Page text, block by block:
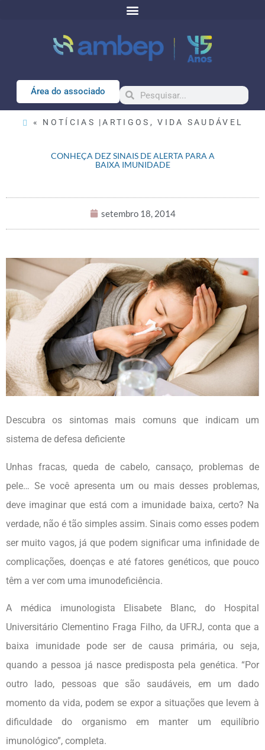
Área do associado
« NOTÍCIAS |ARTIGOS ,VIDA SAUDÁVEL
CONHEÇA DEZ SINAIS DE ALERTA PARA A
BAIXA IMUNIDADE
setembro 18, 2014
Descubra os sintomas mais comuns que indicam um
sistema de defesa deficiente
Unhas fracas, queda de cabelo, cansaço, problemas de
pele… Se você apresenta um ou mais desses problemas,
deve imaginar que está com a imunidade baixa, certo? Na
verdade, não é tão simples assim. Sinais como esses podem
ser muito vagos, já que podem significar uma infinidade de
complicações, doenças e até fatores genéticos, que pouco
têm a ver com uma imunodeficiência.
A médica imunologista Elisabete Blanc, do Hospital
Universitário Clementino Fraga Filho, da UFRJ, conta que a
baixa imunidade pode ser de causa primária, ou seja,
quando a pessoa já nasce predisposta pela genética. “Por
outro lado, pessoas que são saudáveis, em um dado
momento da vida, podem se expor a situações que levem à
dificuldade do organismo em manter um equilíbrio
imunológico”, completa.